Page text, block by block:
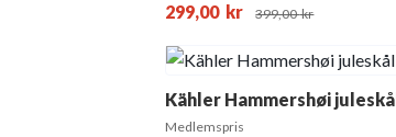
299,00 kr 399,00kr
Kähler Hammershøi juleskål
Medlemspris